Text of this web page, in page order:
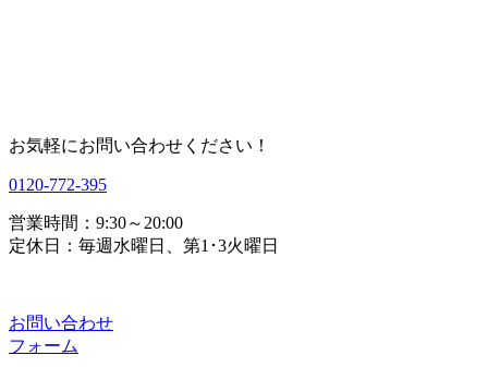
お気軽にお問い合わせください！
0120-772-395
営業時間：9:30～20:00
定休日：毎週水曜日、第1･3火曜日
お問い合わせ
フォーム